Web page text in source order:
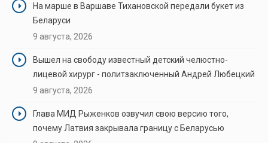
На марше в Варшаве Тихановской передали букет из
Беларуси
9 августа, 2026
Вышел на свободу известный детский челюстно-
лицевой хирург - политзаключенный Андрей Любецкий
9 августа, 2026
Глава МИД Рыженков озвучил свою версию того,
почему Латвия закрывала границу с Беларусью